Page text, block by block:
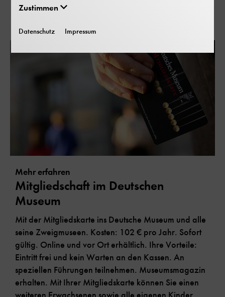
Mehr erfahren
Mitgliedschaft im Deutschen
Museum
Mit der Mitgliedskarte ins Deutsche Museum und alle
seine Zweigmuseen. Kosten: 102 € pro Jahr. Sofort
gültig. Online und vor Ort erhältlich. Ihre Vorteile:
Eintritt frei und kein Warten an den Kassen. An
speziellen Führungen teilnehmen. Museumsmagazin
erhalten. Mit Ihrer Mitgliedskarte können Sie einen
weiteren Erwachsenen sowie alle eigenen Kinder
Zustimmen
Datenschutz Impressum